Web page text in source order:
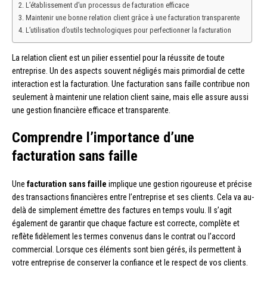
L’établissement d’un processus de facturation efficace
Maintenir une bonne relation client grâce à une facturation transparente
L’utilisation d’outils technologiques pour perfectionner la facturation
La relation client est un pilier essentiel pour la réussite de toute
entreprise. Un des aspects souvent négligés mais primordial de cette
interaction est la facturation. Une facturation sans faille contribue non
seulement à maintenir une relation client saine, mais elle assure aussi
une gestion financière efficace et transparente.
Comprendre l’importance d’une
facturation sans faille
Une facturation sans faille implique une gestion rigoureuse et précise
des transactions financières entre l’entreprise et ses clients. Cela va au-
delà de simplement émettre des factures en temps voulu. Il s’agit
également de garantir que chaque facture est correcte, complète et
reflète fidèlement les termes convenus dans le contrat ou l’accord
commercial. Lorsque ces éléments sont bien gérés, ils permettent à
votre entreprise de conserver la confiance et le respect de vos clients.